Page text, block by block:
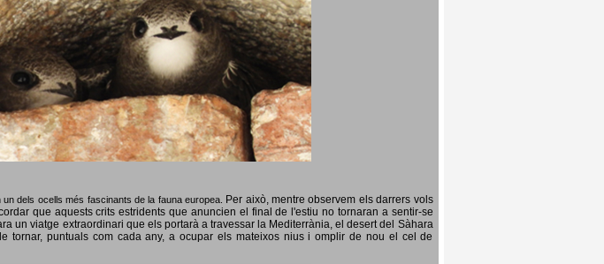
dels ocells més fascinants de la fauna europea. Per això, mentre observem els darrers vols
que aquests crits estridents que anuncien el final de l'estiu no tornaran a sentir-se
un viatge extraordinari que els portarà a travessar la Mediterrània, el desert del Sàhara
tornar, puntuals com cada any, a ocupar els mateixos nius i omplir de nou el cel de